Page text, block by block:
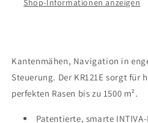
Shop-Informationen anzeigen
Kantenmähen, Navigation in
Steuerung. Der KR121E sorgt für
perfekten Rasen bis zu 1500 m².
Patentierte, smarte